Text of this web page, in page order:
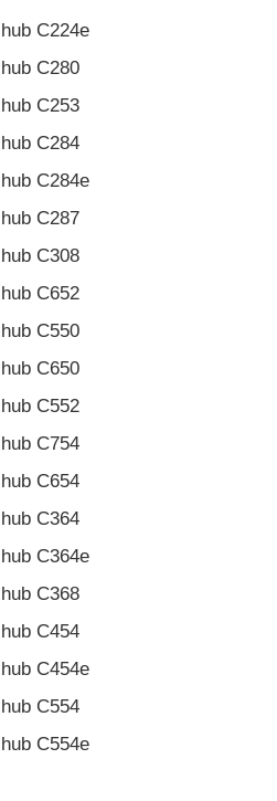
تراشه تونر لکس مارک
تراشه تونر سامسونگ
C224e
C280
C253
C284
C284e
C287
C308
C652
C550
C650
C552
C754
C654
C364
C364e
C368
C454
C454e
C554
C554e